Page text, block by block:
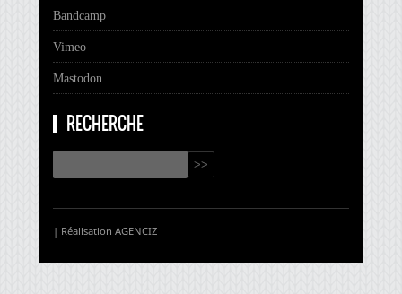
Bandcamp
Vimeo
Mastodon
RECHERCHE
| Réalisation AGENCIZ